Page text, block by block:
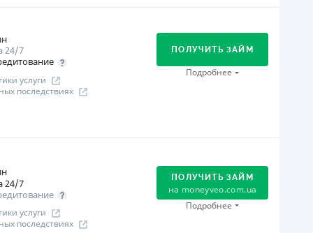
Оплата на расчетный счёт
Онлайн (через сайт или интернет-банкинг)
НБУ
переоформлена 07.03.2024 г.
24/7
услуги
последствиях
ПОЛУЧИТЬ ЗАЙМ
Подробнее
Онлайн (через сайт или интернет-банкинг)
Через терминалы Приватбанка
Через терминалы самообслуживания
НБУ
24/7
услуги
последствиях
ПОЛУЧИТЬ ЗАЙМ
на moneyveo.com.ua
Подробнее